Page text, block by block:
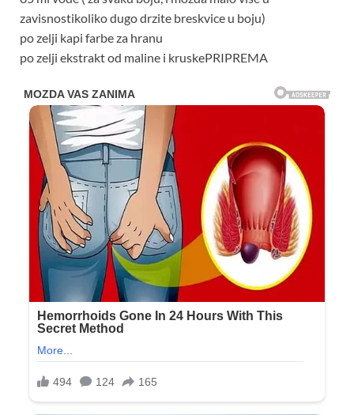
zavisnostikoliko dugo drzite breskvice u boju)
po zelji kapi farbe za hranu
po zelji ekstrakt od maline i kruskePRIPREMA